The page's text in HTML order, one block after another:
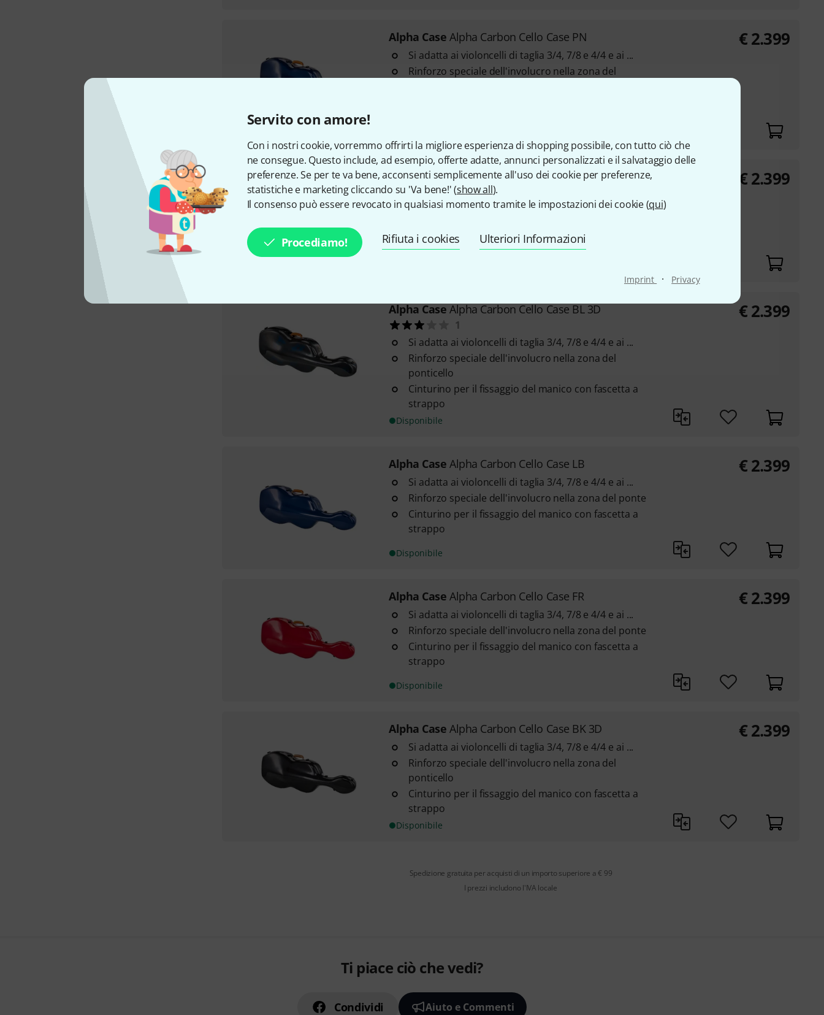
Servito con amore!
Con i nostri cookie, vorremmo offrirti la migliore esperienza di shopping possibile, con tutto ciò che
ne consegue. Questo include, ad esempio, offerte adatte, annunci personalizzati e il salvataggio delle
preferenze. Se per te va bene, acconsenti semplicemente all'uso dei cookie per preferenze,
statistiche e marketing cliccando su 'Va bene!' (show all).
Il consenso può essere revocato in qualsiasi momento tramite le impostazioni dei cookie (qui)
Procediamo! Rifiuta i cookies Ulteriori Informazioni
Imprint · Privacy
Alpha Case Alpha Carbon Cello Case PN
Si adatta ai violoncelli di taglia 3/4, 7/8 e 4/4 e ai ...
Rinforzo speciale dell'involucro nella zona del
€ 2.399
Alpha CaseAlpha Carbon Cello Case SM
Si adatta ai violoncelli di taglia 3/4, 7/8 e 4/4 e ai ...
Rinforzo speciale dell'involucro nella zona del ponte
strappo
€ 2.399
Alpha Case Alpha Carbon Cello Case BL 3D
1
Si adatta ai violoncelli di taglia 3/4, 7/8 e 4/4 e ai ...
Rinforzo speciale dell'involucro nella zona del
ponticello
Cinturino per il fissaggio del manico con fascetta a
strappo
Disponibile
€ 2.399
Alpha Case Alpha Carbon Cello Case LB
Si adatta ai violoncelli di taglia 3/4, 7/8 e 4/4 e ai ...
Rinforzo speciale dell'involucro nella zona del ponte
Cinturino per il fissaggio del manico con fascetta a
strappo
Disponibile
€ 2.399
Alpha Case Alpha Carbon Cello Case FR
Si adatta ai violoncelli di taglia 3/4, 7/8 e 4/4 e ai ...
Rinforzo speciale dell'involucro nella zona del ponte
Cinturino per il fissaggio del manico con fascetta a
strappo
Disponibile
€ 2.399
Alpha Case Alpha Carbon Cello Case BK 3D
Si adatta ai violoncelli di taglia 3/4, 7/8 e 4/4 e ai ...
Rinforzo speciale dell'involucro nella zona del
ponticello
Cinturino per il fissaggio del manico con fascetta a
strappo
Disponibile
€ 2.399
Spedizione gratuita per acquisti di un importo superiore a € 99
I prezzi includono l'IVA locale
Ti piace ciò che vedi?
Condividi Aiuto e Commenti